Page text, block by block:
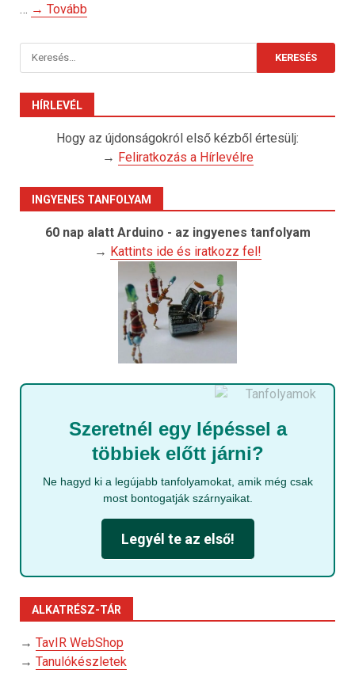
… → Tovább
Keresés:
HÍRLEVÉL
Hogy az újdonságokról első kézből értesülj:
→ Feliratkozás a Hírlevélre
INGYENES TANFOLYAM
60 nap alatt Arduino - az ingyenes tanfolyam
→ Kattints ide és iratkozz fel!
Szeretnél egy lépéssel a
többiek előtt járni?
Ne hagyd ki a legújabb tanfolyamokat, amik még csak
most bontogatják szárnyaikat.
Legyél te az első!
ALKATRÉSZ-TÁR
→ TavIR WebShop
→ Tanulókészletek